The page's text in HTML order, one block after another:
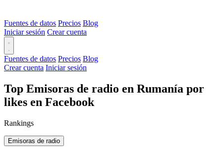
Fuentes de datos Precios Blog
Iniciar sesión Crear cuenta
Fuentes de datos Precios Blog
Crear cuenta Iniciar sesión
Top Emisoras de radio en Rumanía por
likes en Facebook
Rankings
Emisoras de radio